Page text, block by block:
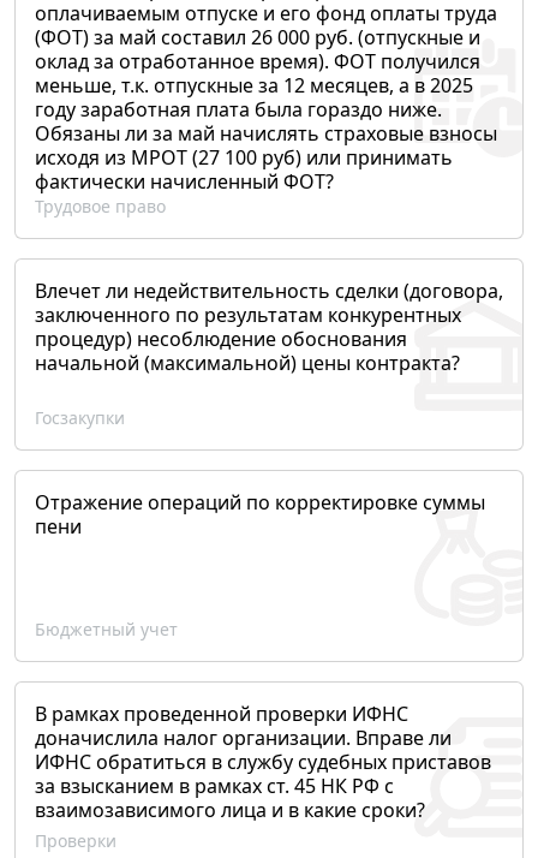
оплачиваемым отпуске и его фонд оплаты труда
(ФОТ) за май составил 26 000 руб. (отпускные и
оклад за отработанное время). ФОТ получился
меньше, т.к. отпускные за 12 месяцев, а в 2025
году заработная плата была гораздо ниже.
Обязаны ли за май начислять страховые взносы
исходя из МРОТ (27 100 руб) или принимать
фактически начисленный ФОТ?
Трудовое право
Влечет ли недействительность сделки (договора,
заключенного по результатам конкурентных
процедур) несоблюдение обоснования
начальной (максимальной) цены контракта?
Госзакупки
Отражение операций по корректировке суммы
пени
Бюджетный учет
В рамках проведенной проверки ИФНС
доначислила налог организации. Вправе ли
ИФНС обратиться в службу судебных приставов
за взысканием в рамках ст. 45 НК РФ с
взаимозависимого лица и в какие сроки?
Проверки